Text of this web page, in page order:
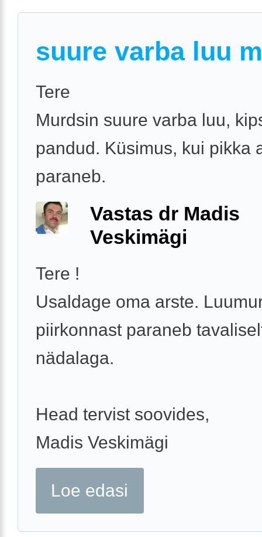
suure varba luu
Tere
Murdsin suure varba luu,
pandud. Küsimus, kui pikka
paraneb.
Vastas dr Madis
Veskimägi
Tere !
Usaldage oma arste.
piirkonnast paraneb
nädalaga.
Head tervist soovides,
Madis Veskimägi
Loe edasi